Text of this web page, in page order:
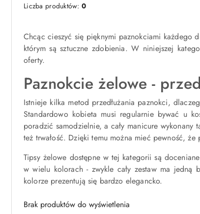
Liczba produktów:0
Chcąc cieszyć się pięknymi paznokciami każdego
którym są sztuczne zdobienia. W niniejszej
oferty.
Paznokcie żelowe -
Istnieje kilka metod przedłużania paznokci,
Standardowo kobieta musi regularnie bywać u
poradzić samodzielnie, a cały manicure
też trwałość. Dzięki temu można mieć pewność,
Tipsy żelowe dostępne w tej kategorii są
w wielu kolorach - zwykle cały zestaw ma jedną
kolorze prezentują się bardzo elegancko.
Brak produktów do wyświetlenia